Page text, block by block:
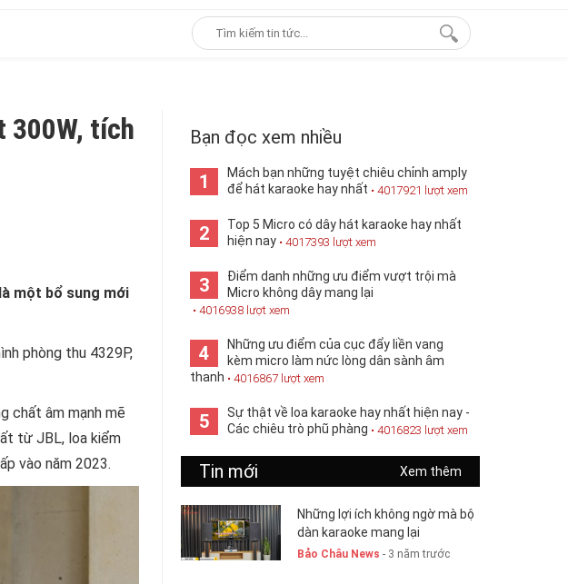
300W, tích
một bổ sung mới
phòng thu 4329P,
chất âm mạnh mẽ
từ ​​JBL, loa kiểm
vào năm 2023.
Bạn đọc xem nhiều
1
Mách bạn những tuyệt chiêu chỉnh amply
để hát karaoke hay nhất • 4017921 lượt xem
2
Top 5 Micro có dây hát karaoke hay nhất
hiện nay • 4017393 lượt xem
3
Điểm danh những ưu điểm vượt trội mà
Micro không dây mang lại
• 4016938 lượt xem
4
Những ưu điểm của cục đẩy liền vang
kèm micro làm nức lòng dân sành âm
thanh • 4016867 lượt xem
5
Sự thật về loa karaoke hay nhất hiện nay -
Các chiêu trò phũ phàng • 4016823 lượt xem
Tin mới Xem thêm
Những lợi ích không ngờ mà bộ
dàn karaoke mang lại
Bảo Châu News - 3 năm trước